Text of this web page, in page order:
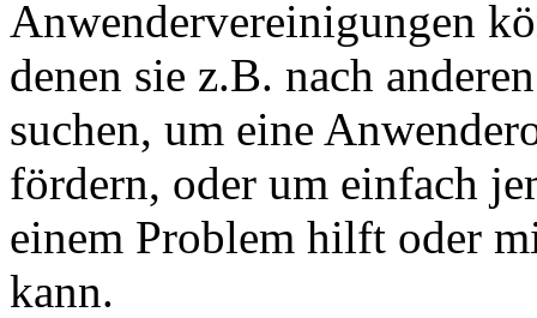
Anwendervereinigungen
denen sie z.B. nach
suchen, um eine
fördern, oder um einfach
einem Problem hilft oder
kann.